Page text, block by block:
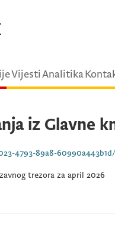
VijestiAnalitika
iz Glavne
resource/e477e715-
trezora za april 2026